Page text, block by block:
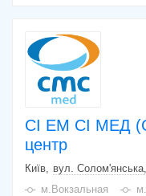
СІ ЕМ СІ МЕД
центр
Київ
вул.
м.Вокзальная